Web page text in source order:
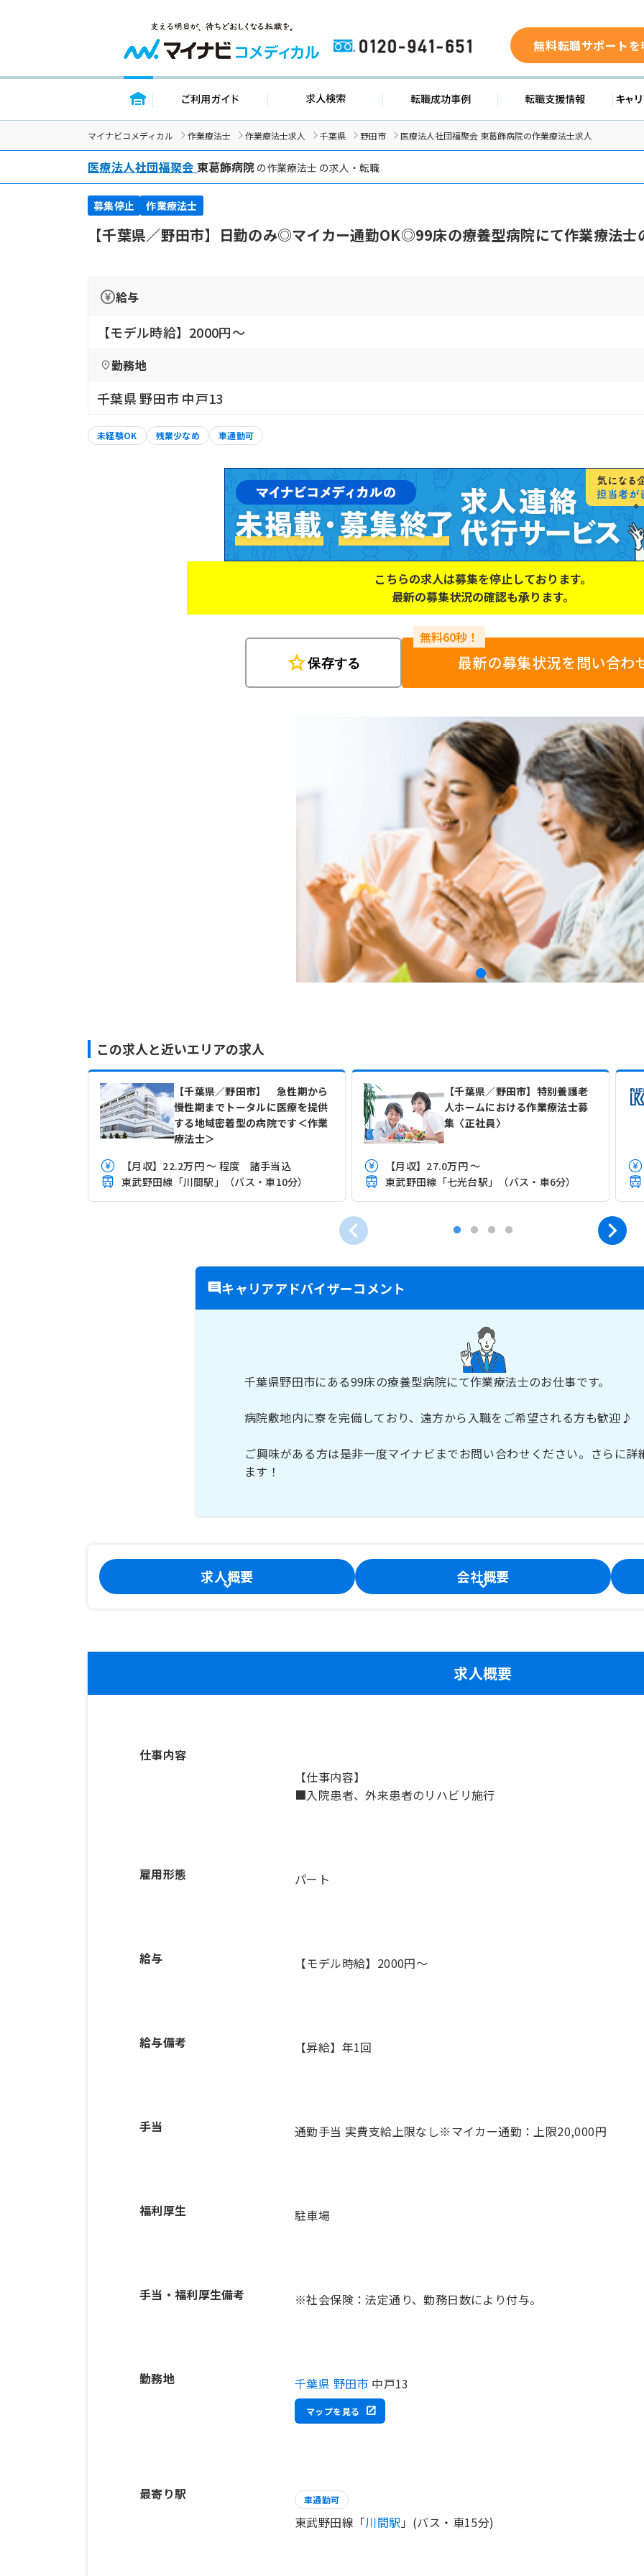
0120-941-651 無料転職サポート
トップページ ご利用ガイド 求人検索 転職成功事例 転職支
マイナビコメディカル 作業療法士 作業療法士求人 千葉県 野田市 医療法人社団福聚会 東葛飾病院の作業療法士求人
医療法人社団福聚会 東葛飾病院 の作業療法士 の求人・転職
募集停止 作業療法士
【千葉県／野田市】日勤のみ◎マイカー通勤OK◎99床の療養型病院にて作業療法士
給与
【モデル時給】2000円〜
勤務地
千葉県 野田市 中戸13
未経験OK 残業少なめ 車通勤可
こちらの求人は募集を停止しております。
最新の募集状況の確認も承ります。
star保存する 最新の募集状況を問い合わ
この求人と近いエリアの求人
【千葉県／野田市】 急性期から
慢性期までトータルに医療を提供
する地域密着型の病院です＜作業
療法士＞
【月収】22.2万円 ～ 程度 諸手当込
東武野田線「川間駅」（バス・車10分）
【千葉県／野田市】特別養護老
人ホームにおける作業療法士募
集〈正社員〉
【月収】27.0万円 ～
東武野田線「七光台駅」（バス・車6分）
キャリアアドバイザーコメント
千葉県野田市にある99床の療養型病院にて作業療法士のお仕事です。
病院敷地内に寮を完備しており、遠方から入職をご希望される方も歓迎♪
ご興味がある方は是非一度マイナビまでお問い合わせください。さらに詳
ます！
求人概要 会社概要
求人概要
仕事内容
【仕事内容】
■入院患者、外来患者のリハビリ施行
雇用形態 パート
給与 【モデル時給】2000円〜
給与備考 【昇給】年1回
手当 通勤手当 実費支給上限なし※マイカー通勤：上限20,000円
福利厚生 駐車場
手当・福利厚生備考 ※社会保険：法定通り、勤務日数により付与。
勤務地 千葉県 野田市 中戸13
マップを見る
最寄り駅 車通勤可
東武野田線「川間駅 」(バス・車15分)